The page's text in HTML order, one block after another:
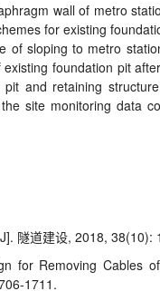
wall of metro
for existing
of sloping to metro
foundation pit
and retaining
site monitoring data
隧道建设, 2018, 38(10):
for Removing Cables
1711.